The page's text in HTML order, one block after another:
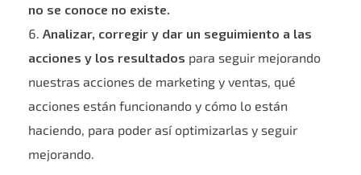
no se conoce no existe.
Analizar, corregir y dar un seguimiento a las
acciones y los resultados para seguir mejorando
nuestras acciones de marketing y ventas, qué
acciones están funcionando y cómo lo están
haciendo, para poder así optimizarlas y seguir
mejorando.